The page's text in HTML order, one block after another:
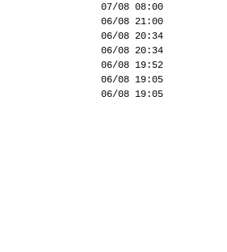
07/08 08:00
06/08 21:00
06/08 20:34
06/08 20:34
06/08 19:52
06/08 19:05
06/08 19:05